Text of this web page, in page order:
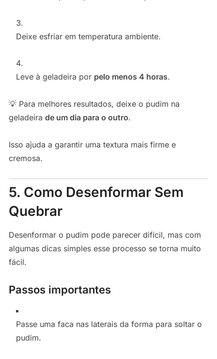
Deixe esfriar em temperatura ambiente.
Leve à geladeira por pelo menos 4 horas.
💡 Para melhores resultados, deixe o pudim na
geladeira de um dia para o outro.
Isso ajuda a garantir uma textura mais firme e
cremosa.
5. Como Desenformar Sem
Quebrar
Desenformar o pudim pode parecer difícil, mas com
algumas dicas simples esse processo se torna muito
fácil.
Passos importantes
Passe uma faca nas laterais da forma para soltar o
pudim.